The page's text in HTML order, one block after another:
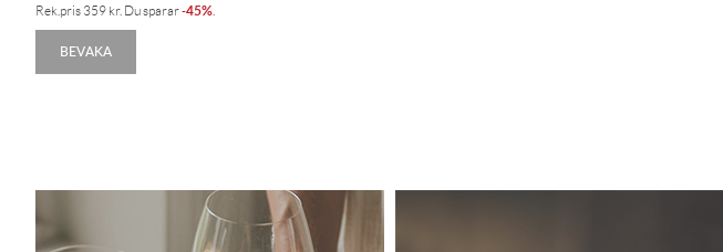
Rek.pris 359 kr. Du sparar-45%
BEVAKA